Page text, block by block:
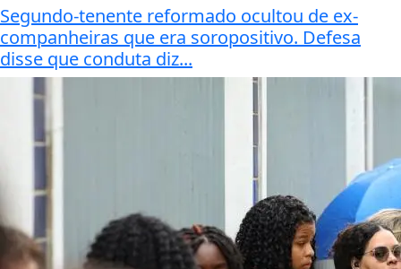
Segundo-tenente reformado ocultou de ex-
companheiras que era soropositivo. Defesa
disse que conduta diz...